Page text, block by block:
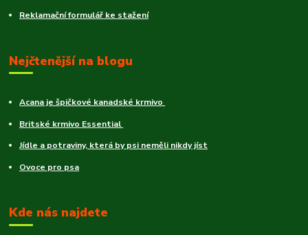
Reklamační formulář ke stažení
Nejčtenější na blogu
Acana je špičkové kanadské krmivo
Britské krmivo Essential
Jídle a potraviny, která by psi neměli nikdy jíst
Ovoce pro psa
Kde nás najdete